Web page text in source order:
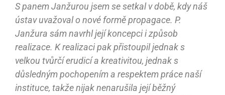
S panem Janžurou jsem se setkal v době, kdy náš
ústav uvažoval o nové formě propagace. P.
Janžura sám navrhl její koncepci i způsob
realizace. K realizaci pak přistoupil jednak s
velkou tvůrčí erudicí a kreativitou, jednak s
důsledným pochopením a respektem práce naší
instituce, takže nijak nenarušila její běžný